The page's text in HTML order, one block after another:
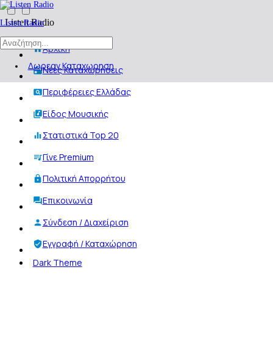
Listen Radio
Δωρεαν Καταχωρηση
Listen Radio
Αρχική
Νέες Καταχωρήσεις
Περιφέρειες Ελλάδας
Είδος Μουσικής
Στατιστικά Top 20
Γίνε Premium
Πολιτική Απορρήτου
Επικοινωνία
Σύνδεση / Διαχείριση
Εγγραφή / Καταχώρηση
Dark Theme